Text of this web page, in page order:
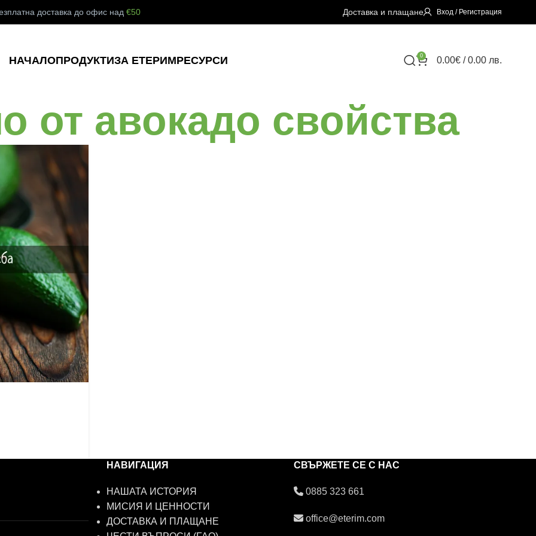
доставка до офис над€50 Доставка и плащане Вход / Регистрация
НАЧАЛОПРОДУКТИЗА ЕТЕРИМРЕСУРСИ 0 0.00€/ 0.00 лв.
от авокадо свойства
НАВИГАЦИЯ
НАШАТА ИСТОРИЯ
МИСИЯ И ЦЕННОСТИ
ДОСТАВКА И ПЛАЩАНЕ
СВЪРЖЕТЕ СЕ С НАС
0885 323 661
office@eterim.com